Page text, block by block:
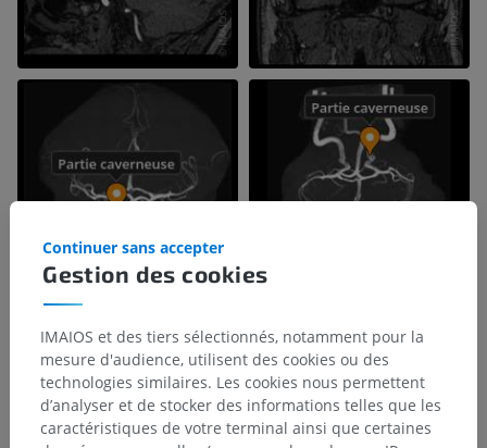
Gestion des cookies
Continuer sans accepter
IMAIOS et des tiers sélectionnés, notamment pour la
mesure d'audience, utilisent des cookies ou des
technologies similaires. Les cookies nous permettent
d’analyser et de stocker des informations telles que les
caractéristiques de votre terminal ainsi que certaines